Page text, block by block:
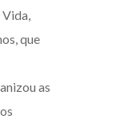
que
as